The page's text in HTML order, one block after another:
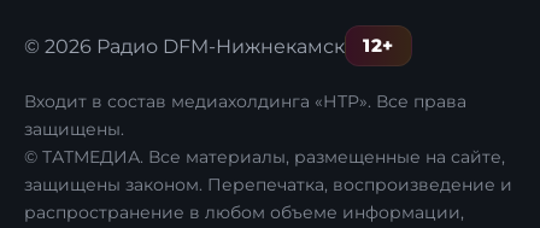
© 2026 Радио DFM-Нижнекамск 12+
Входит в состав медиахолдинга «НТР». Все права
защищены.
© ТАТМЕДИА. Все материалы, размещенные на сайте,
защищены законом. Перепечатка, воспроизведение и
распространение в любом объеме информации,